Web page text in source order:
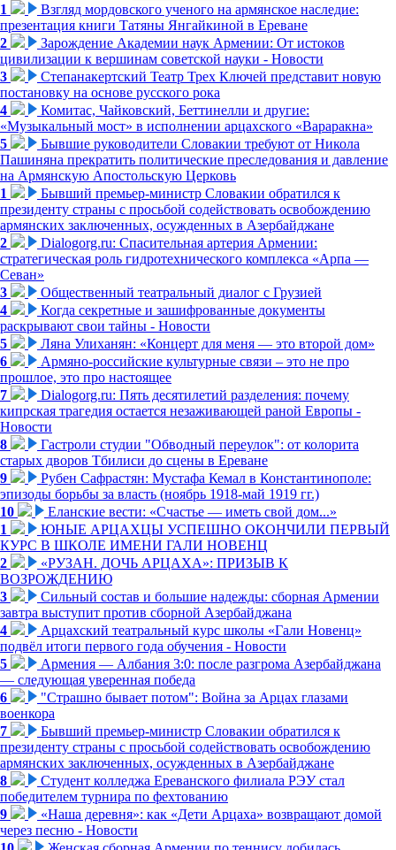
1
Взгляд мордовского ученого на армянское наследие:
презентация книги Татяны Янгайкиной в Ереване
2
Зарождение Академии наук Армении: От истоков
цивилизации к вершинам советской науки - Новости
3
Степанакертский Театр Трех Ключей представит новую
постановку на основе русского рока
4
Комитас, Чайковский, Беттинелли и другие:
«Музыкальный мост» в исполнении арцахского «Вараракна»
5
Бывшие руководители Словакии требуют от Никола
Пашиняна прекратить политические преследования и давление
на Армянскую Апостольскую Церковь
1
Бывший премьер-министр Словакии обратился к
президенту страны с просьбой содействовать освобождению
армянских заключенных, осужденных в Азербайджане
2
Dialogorg.ru: Спасительная артерия Армении:
стратегическая роль гидротехнического комплекса «Арпа —
Севан»
3
Общественный театральный диалог с Грузией
4
Когда секретные и зашифрованные документы
раскрывают свои тайны - Новости
5
Ляна Улиханян: «Концерт для меня — это второй дом»
6
Армяно-российские культурные связи – это не про
прошлое, это про настоящее
7
Dialogorg.ru: Пять десятилетий разделения: почему
кипрская трагедия остается незаживающей раной Европы -
Новости
8
Гастроли студии "Обводный переулок": от колорита
старых дворов Тбилиси до сцены в Ереване
9
Рубен Сафрастян: Мустафа Кемал в Константинополе:
эпизоды борьбы за власть (ноябрь 1918-май 1919 гг.)
10
Еланские вести: «Счастье — иметь свой дом...»
1
ЮНЫЕ АРЦАХЦЫ УСПЕШНО ОКОНЧИЛИ ПЕРВЫЙ
КУРС В ШКОЛЕ ИМЕНИ ГАЛИ НОВЕНЦ
2
«РУЗАН. ДОЧЬ АРЦАХА»: ПРИЗЫВ К
ВОЗРОЖДЕНИЮ
3
Сильный состав и большие надежды: сборная Армении
завтра выступит против сборной Азербайджана
4
Арцахский театральный курс школы «Гали Новенц»
подвёл итоги первого года обучения - Новости
5
Армения — Албания 3:0: после разгрома Азербайджана
— следующая уверенная победа
6
"Страшно бывает потом": Война за Арцах глазами
военкора
7
Бывший премьер-министр Словакии обратился к
президенту страны с просьбой содействовать освобождению
армянских заключенных, осужденных в Азербайджане
8
Студент колледжа Ереванского филиала РЭУ стал
победителем турнира по фехтованию
9
«Наша деревня»: как «Дети Арцаха» возвращают домой
через песню - Новости